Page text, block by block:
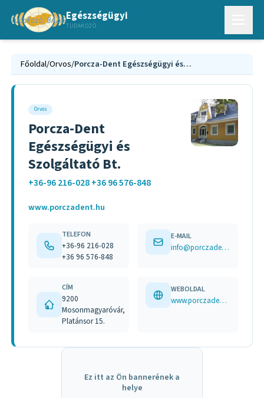
Egészségügyi
TUDAKOZÓ
Főoldal/Orvos/ Porcza-Dent Egészségügyi és Szolgáltató Bt.
Orvos
Porcza-Dent
Egészségügyi és
Szolgáltató Bt.
+36-96 216-028 +36 96 576-848
www.porczadent.hu
TELEFON
+36-96 216-028
+36 96 576-848
E-MAIL
info@porczadent.hu
CÍM
9200
Mosonmagyaróvár,
Platánsor 15.
WEBOLDAL
www.porczadent.hu
Ez itt az Ön bannerének a
helye